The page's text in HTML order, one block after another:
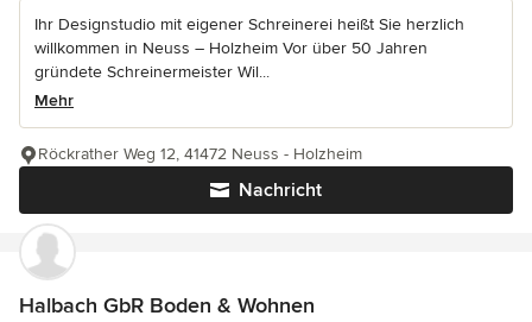
Ihr Designstudio mit eigener Schreinerei heißt Sie herzlich
willkommen in Neuss – Holzheim Vor über 50 Jahren
gründete Schreinermeister Wil...
Mehr
Nachricht
Röckrather Weg 12, 41472 Neuss - Holzheim
Halbach GbR Boden & Wohnen